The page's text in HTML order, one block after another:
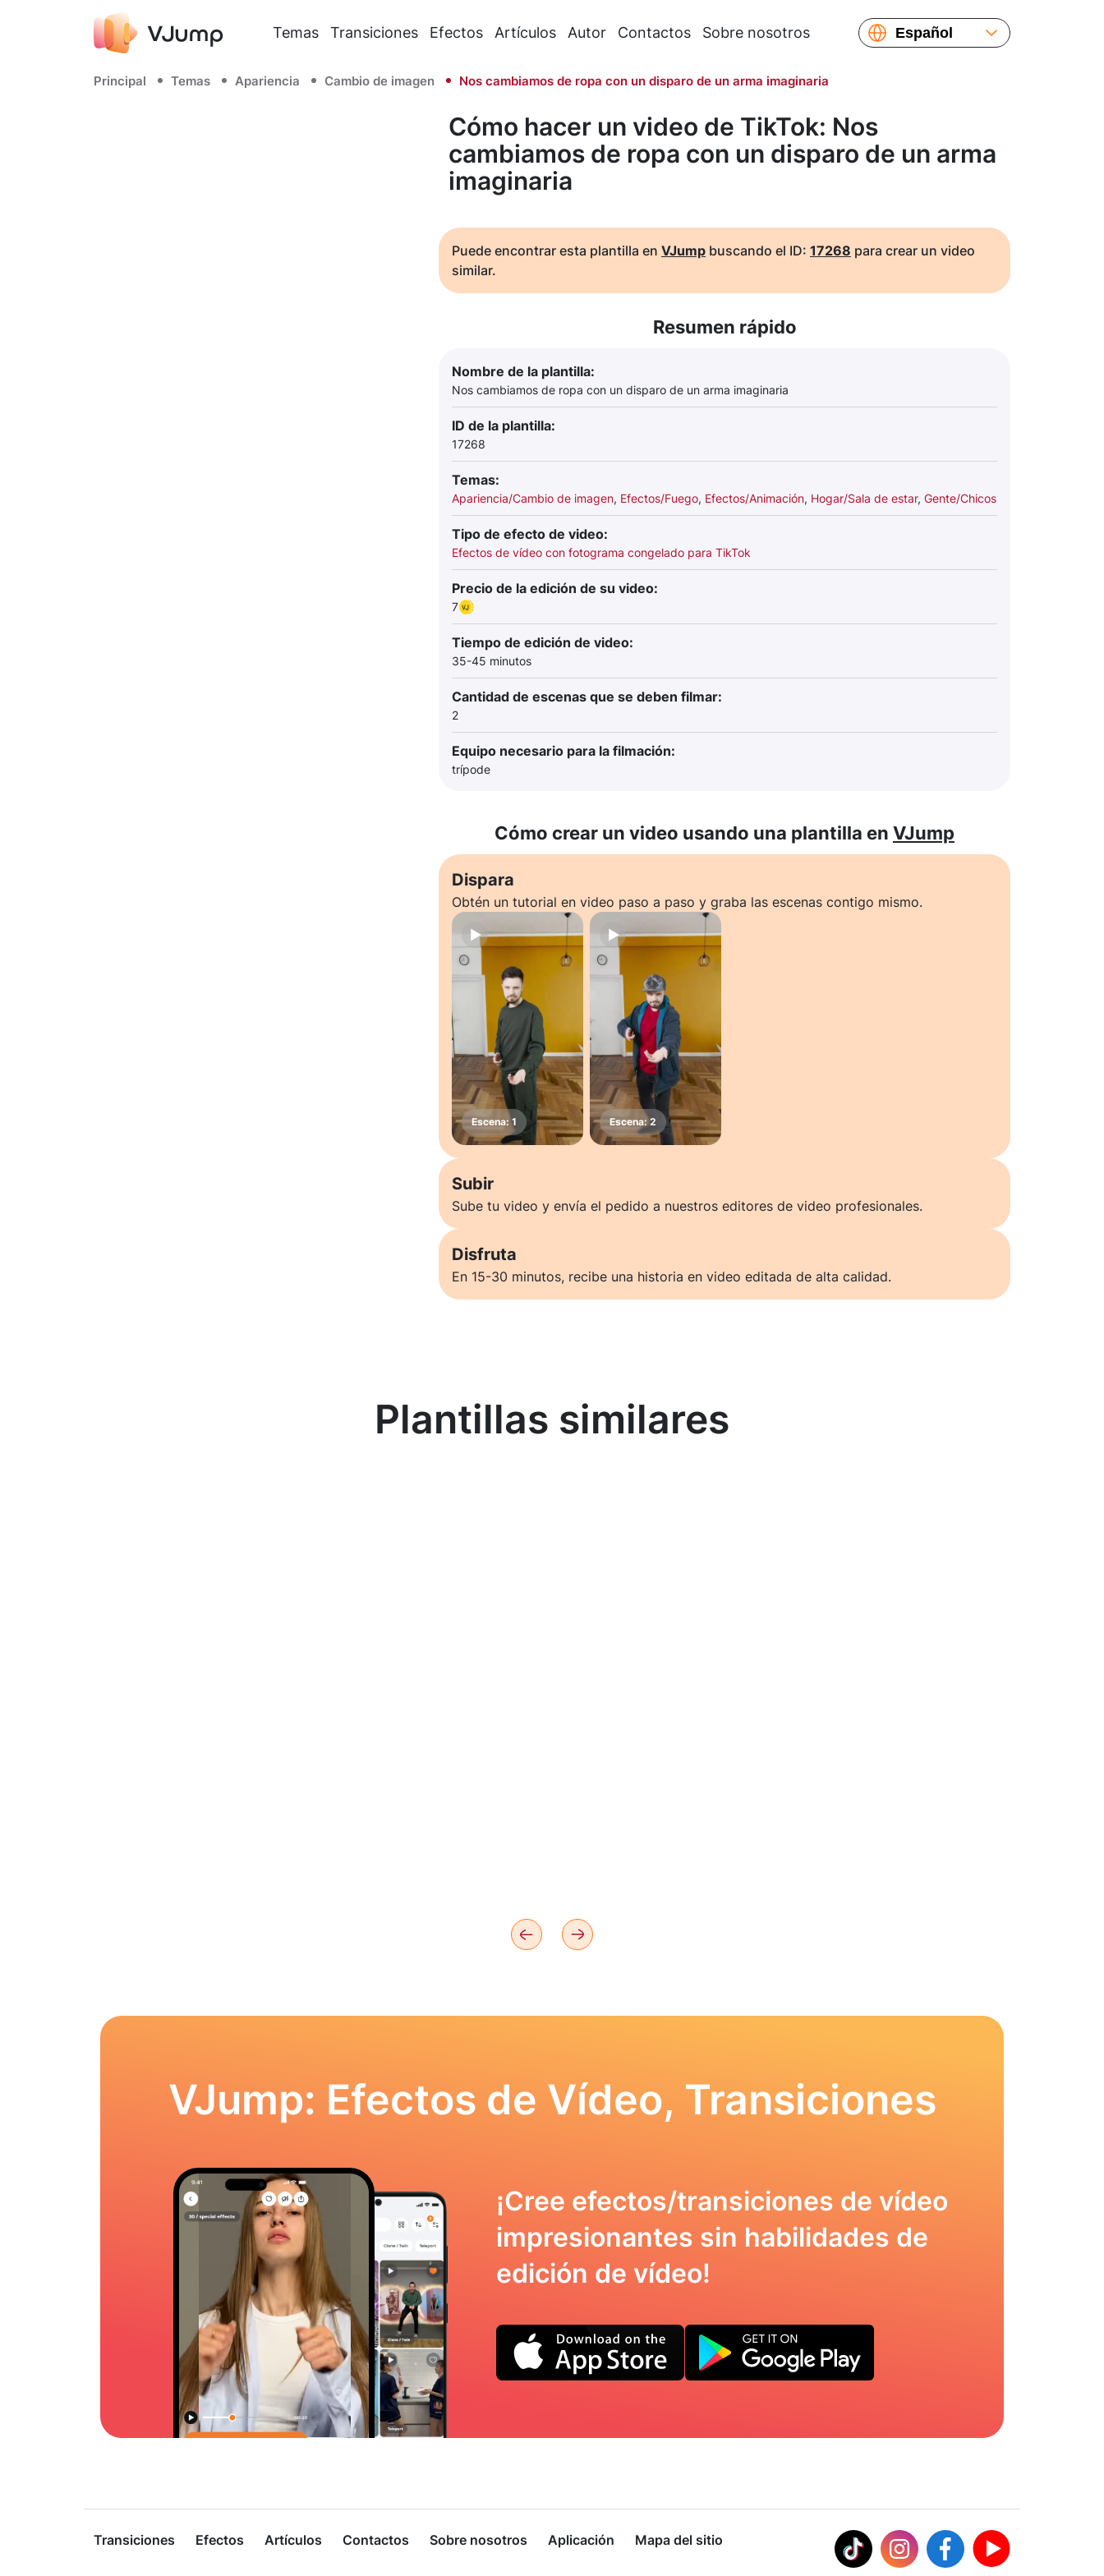
Temas Transiciones Efectos Artículos Autor Contactos Sobre nosotros
Español
繁體中文
Principal Temas Apariencia Cambio de imagen Nos cambiamos de ropa con un disparo de un arma imaginaria
Cómo hacer un video de TikTok: Nos
cambiamos de ropa con un disparo de un arma
imaginaria
Puede encontrar esta plantilla en VJump buscando el ID: 17268 para crear un video
similar.
Resumen rápido
Nombre de la plantilla:
Nos cambiamos de ropa con un disparo de un arma imaginaria
ID de la plantilla:
17268
Temas:
Apariencia/Cambio de imagen, Efectos/Fuego, Efectos/Animación, Hogar/Sala de estar, Gente/Chicos
Tipo de efecto de video:
Efectos de vídeo con fotograma congelado para TikTok
Precio de la edición de su video:
7
Tiempo de edición de video:
35-45 minutos
Cantidad de escenas que se deben filmar:
2
Equipo necesario para la filmación:
trípode
Cómo crear un video usando una plantilla en VJump
Dispara
Obtén un tutorial en video paso a paso y graba las escenas contigo mismo.
Subir
Sube tu video y envía el pedido a nuestros editores de video profesionales.
Disfruta
En 15-30 minutos, recibe una historia en video editada de alta calidad.
Plantillas similares
VJump: Efectos de Vídeo, Transiciones
¡Cree efectos/transiciones de vídeo
impresionantes sin habilidades de
edición de vídeo!
Transiciones Efectos Artículos Contactos Sobre nosotros Aplicación Mapa del sitio